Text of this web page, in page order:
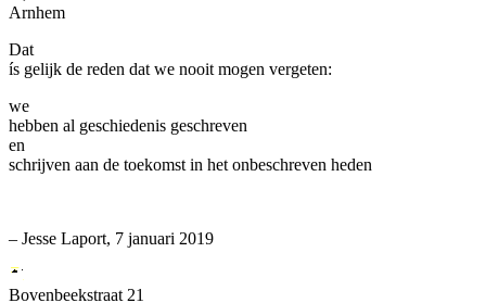
Arnhem
Dat
ís gelijk de reden dat we nooit mogen vergeten:
we
hebben al geschiedenis geschreven
en
schrijven aan de toekomst in het onbeschreven heden
– Jesse Laport, 7 januari 2019
Bovenbeekstraat 21